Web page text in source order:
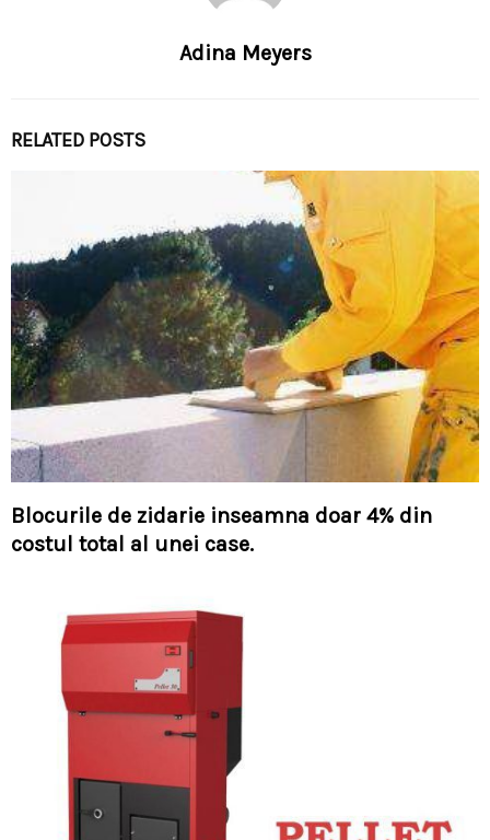
Adina Meyers
RELATED POSTS
Blocurile de zidarie inseamna doar 4% din
costul total al unei case.